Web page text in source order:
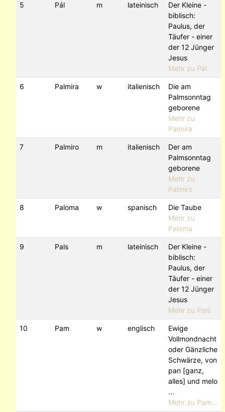
5 Pál m lateinisch
Der Kleine -
biblisch:
Paulus, der
Täufer - einer
der 12 Jünger
Jesus
Mehr zu Pál
6 Palmira w italienisch
Die am
Palmsonntag
geborene
Mehr zu
Palmira
7 Palmiro m italienisch
Der am
Palmsonntag
geborene
Mehr zu
Palmiro
8 Paloma w spanisch
Die Taube
Mehr zu
Paloma
9 Pals m lateinisch
Der Kleine -
biblisch:
Paulus, der
Täufer - einer
der 12 Jünger
Jesus
Mehr zu Pals
10 Pam w englisch
Ewige
Vollmondnacht
oder Gänzliche
Schwärze, von
pan [ganz,
alles] und melo
...
Mehr zu Pam...